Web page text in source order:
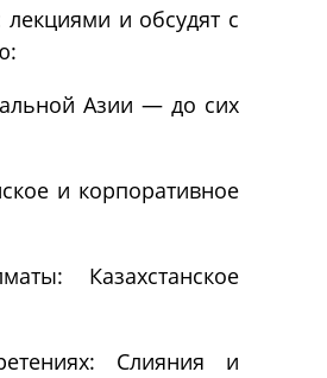
лекциями и обсудят с
Азии — до сих
и корпоративное
Казахстанское
Слияния и